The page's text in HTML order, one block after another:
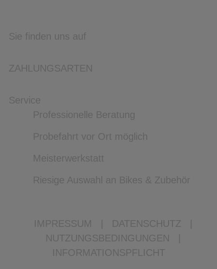
Sie finden uns auf
ZAHLUNGSARTEN
Service
Professionelle Beratung
Probefahrt vor Ort möglich
Meisterwerkstatt
Riesige Auswahl an Bikes & Zubehör
IMPRESSUM DATENSCHUTZ
NUTZUNGSBEDINGUNGEN
INFORMATIONSPFLICHT